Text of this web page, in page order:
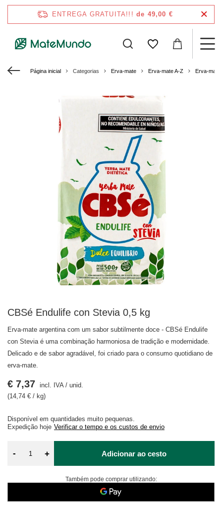
ENTREGA GRATUITA!!! de 49,00 €
Página inicial Categorias Erva-mate Erva-mate A-Z Erva-mate
CBSé Endulife con Stevia 0,5 kg
Erva-mate argentina com um sabor subtilmente doce - CBSé Endulife
con Stevia é uma combinação harmoniosa de tradição e modernidade.
Delicado e de sabor agradável, foi criado para o consumo quotidiano de
erva-mate.
Disponível em quantidades muito pequenas
Expedição hoje Verificar o tempo e os custos de envio
€ 7,37 incl. IVA/ unid.
(14,74 € / kg)
- + Adicionar ao cesto
Também pode comprar utilizando: